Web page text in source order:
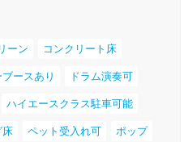
ーン コンクリート床
ースあり ドラム演奏可
ハイエースクラス駐車可能
床 ペット受入れ可 ポップ